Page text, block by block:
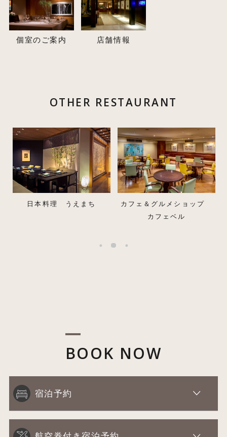
個室のご案内 店舗情報
OTHER RESTAURANT
日本料理 うえまち
カフェ＆グルメショップ
カフェベル
BOOK NOW
宿泊予約